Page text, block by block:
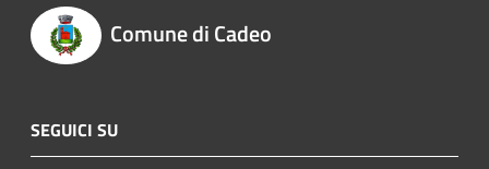
Comune di Cadeo
SEGUICI SU